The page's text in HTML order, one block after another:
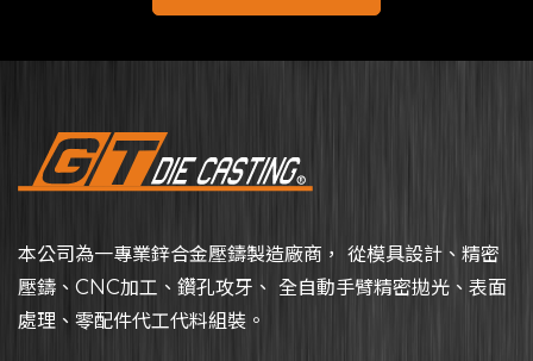
本公司為一專業鋅合金壓鑄製造廠商， 從模具設計、精密
壓鑄、CNC加工、鑽孔攻牙、 全自動手臂精密拋光、表面
處理、零配件代工代料組裝。